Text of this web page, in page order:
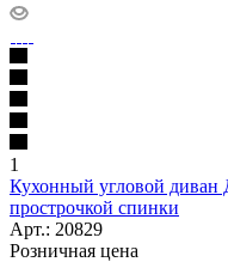
1
Кухонный угловой диван
прострочкой спинки
Арт.: 20829
Розничная цена